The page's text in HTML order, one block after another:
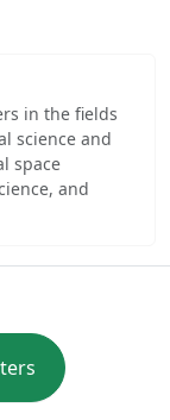
in the fields
science and
space
and